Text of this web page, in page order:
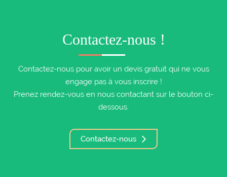
Contactez-nous !
Contactez-nous pour avoir un devis gratuit qui ne vous
engage pas à vous inscrire !
Prenez rendez-vous en nous contactant sur le bouton ci-
dessous.
Contactez-nous